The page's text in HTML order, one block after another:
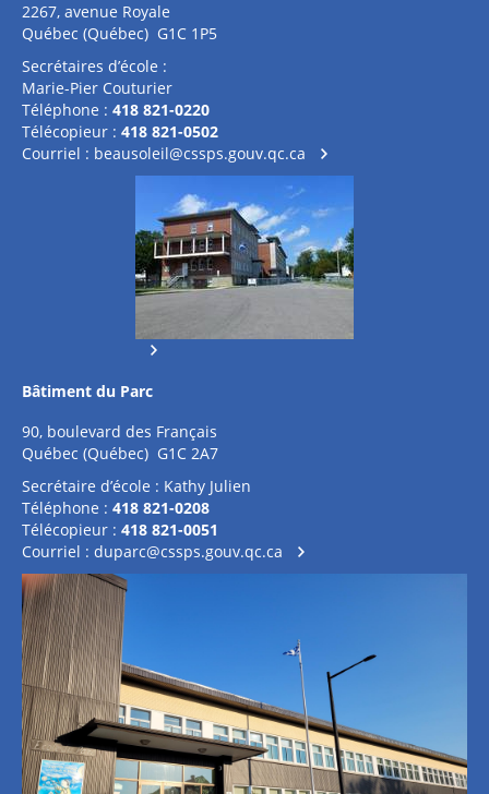
2267, avenue Royale
Québec (Québec) G1C 1P5
Secrétaires d’école :
Marie-Pier Couturier
Téléphone : 418 821-0220
Télécopieur : 418 821-0502
Courriel : beausoleil@cssps.gouv.qc.ca
Bâtiment du Parc
90, boulevard des Français
Québec (Québec) G1C 2A7
Secrétaire d’école : Kathy Julien
Téléphone : 418 821-0208
Télécopieur : 418 821-0051
Courriel : duparc@cssps.gouv.qc.ca